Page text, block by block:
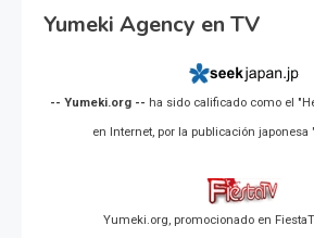
Yumeki Agency en TV
-- Yumeki.org -- ha sido calificado como el
en Internet, por la publicación japonesa
Yumeki.org, promocionado en